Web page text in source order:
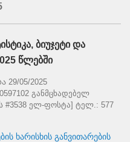
ბიუჯეტი და
წლებში
05/2025
განმცხადებელ
#3538 ელ-ფოსტა] ტელ.: 577
ხარისხის განვითარების